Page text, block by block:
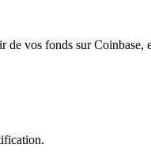
de vos fonds sur Coinbase,